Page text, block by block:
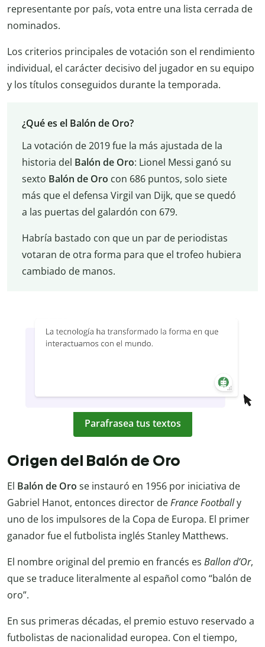
representante por país, vota entre una lista cerrada de
nominados.
Los criterios principales de votación son el rendimiento
individual, el carácter decisivo del jugador en su equipo
y los títulos conseguidos durante la temporada.
¿Qué es el Balón de Oro?
La votación de 2019 fue la más ajustada de la
historia del Balón de Oro: Lionel Messi ganó su
sexto Balón de Oro con 686 puntos, solo siete
más que el defensa Virgil van Dijk, que se quedó
a las puertas del galardón con 679.
Habría bastado con que un par de periodistas
votaran de otra forma para que el trofeo hubiera
cambiado de manos.
Parafrasea tus textos
Origen del Balón de Oro
El Balón de Oro se instauró en 1956 por iniciativa de
Gabriel Hanot, entonces director deFrance Footbally
uno de los impulsores de la Copa de Europa. El primer
ganador fue el futbolista inglés Stanley Matthews.
El nombre original del premio en francés es Ballon d’Or,
que se traduce literalmente al español como “balón de
oro”.
En sus primeras décadas, el premio estuvo reservado a
futbolistas de nacionalidad europea. Con el tiempo,